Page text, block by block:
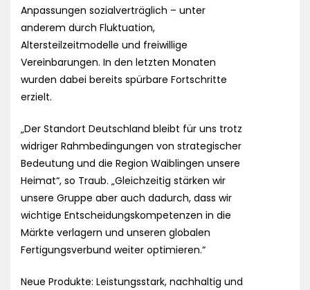
Anpassungen sozialverträglich – unter
anderem durch Fluktuation,
Altersteilzeitmodelle und freiwillige
Vereinbarungen. In den letzten Monaten
wurden dabei bereits spürbare Fortschritte
erzielt.
„Der Standort Deutschland bleibt für uns trotz
widriger Rahmbedingungen von strategischer
Bedeutung und die Region Waiblingen unsere
Heimat“, so Traub. „Gleichzeitig stärken wir
unsere Gruppe aber auch dadurch, dass wir
wichtige Entscheidungskompetenzen in die
Märkte verlagern und unseren globalen
Fertigungsverbund weiter optimieren.“
Neue Produkte: Leistungsstark, nachhaltig und